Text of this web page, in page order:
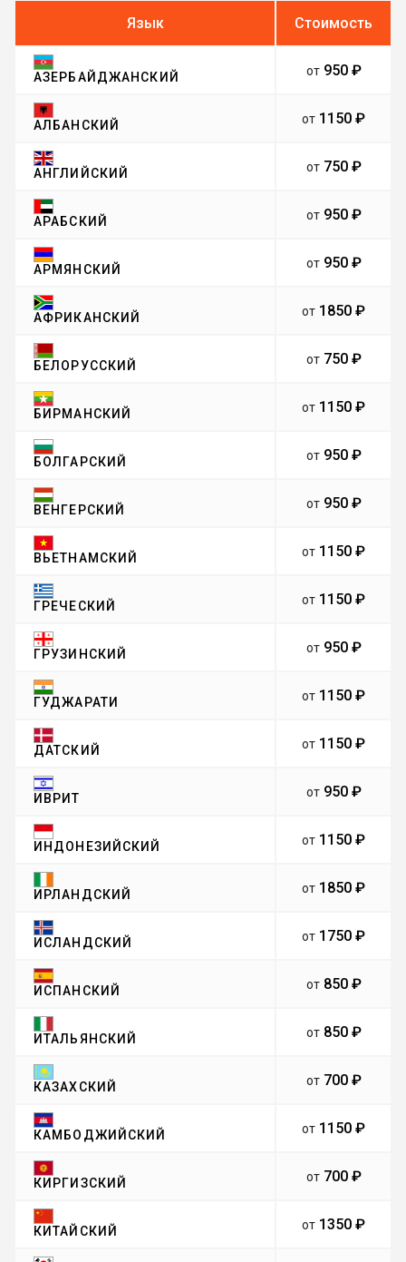
Язык Стоимость
АЗЕРБАЙДЖАНСКИЙ от950 ₽
АЛБАНСКИЙ от 1150 ₽
АНГЛИЙСКИЙ от750 ₽
АРАБСКИЙ от950 ₽
АРМЯНСКИЙ от950 ₽
АФРИКАНСКИЙ от 1850 ₽
БЕЛОРУССКИЙ от750 ₽
БИРМАНСКИЙ от 1150 ₽
БОЛГАРСКИЙ от950 ₽
ВЕНГЕРСКИЙ от950 ₽
ВЬЕТНАМСКИЙ от 1150 ₽
ГРЕЧЕСКИЙ от 1150 ₽
ГРУЗИНСКИЙ от950 ₽
ГУДЖАРАТИ от 1150 ₽
ДАТСКИЙ от 1150 ₽
ИВРИТ от950 ₽
ИНДОНЕЗИЙСКИЙ от 1150 ₽
ИРЛАНДСКИЙ от 1850 ₽
ИСЛАНДСКИЙ от 1750 ₽
ИСПАНСКИЙ от850 ₽
ИТАЛЬЯНСКИЙ от850 ₽
КАЗАХСКИЙ от700 ₽
КАМБОДЖИЙСКИЙ от 1150 ₽
КИРГИЗСКИЙ от700 ₽
КИТАЙСКИЙ от 1350 ₽